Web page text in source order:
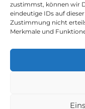
zustimmst, können wir
eindeutige IDs auf
Zustimmung nicht
Merkmale und
Kontakt